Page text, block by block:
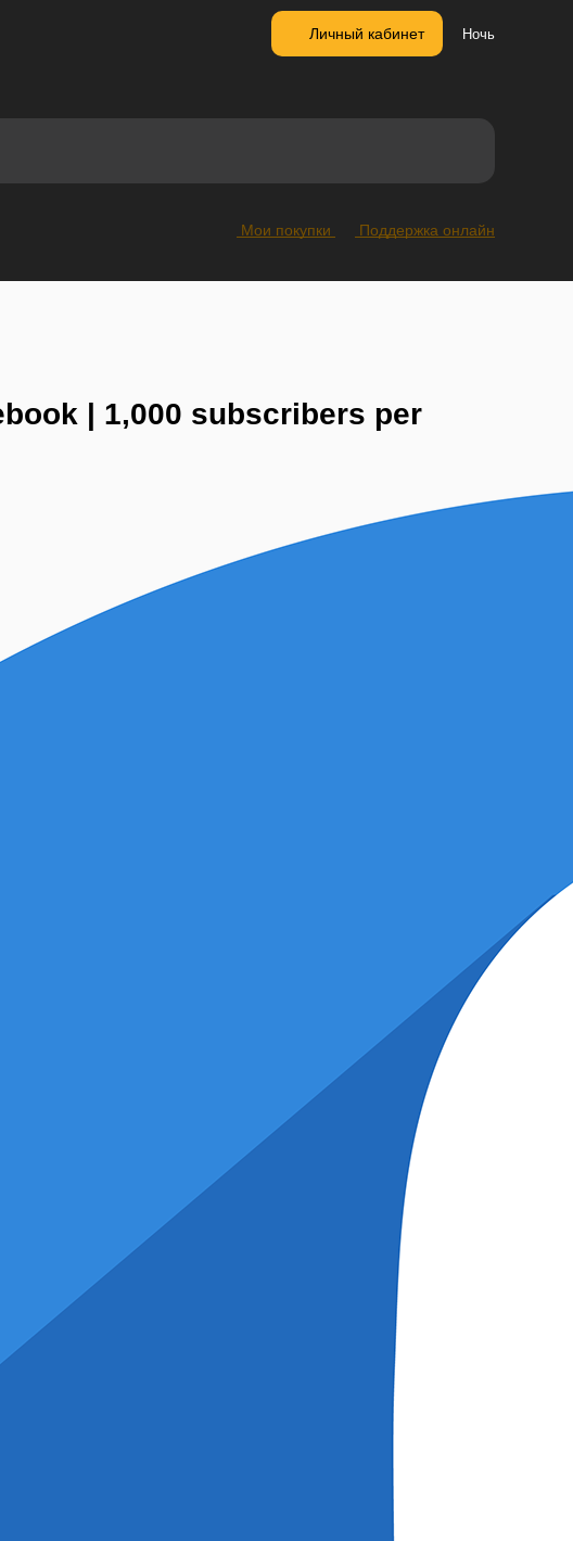
Личный кабинет Ночь
Мои покупки Поддержка онлайн
| 1,000 subscribers per